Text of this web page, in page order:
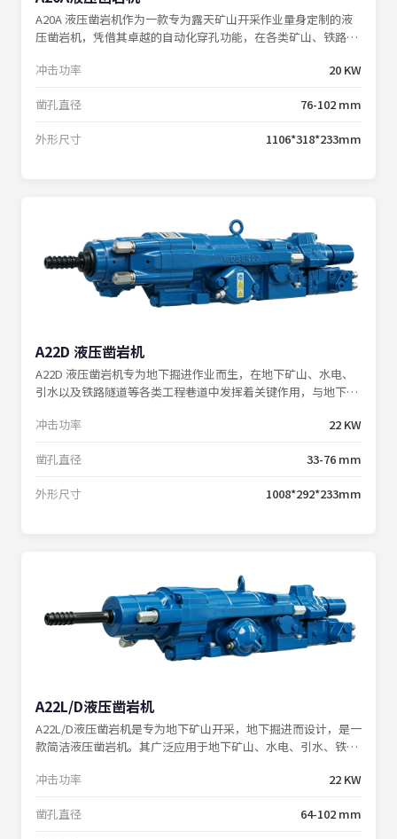
A20A 液压凿岩机作为一款专为露天矿山开采作业量身定制的液
压凿岩机，凭借其卓越的自动化穿孔功能，在各类矿山、铁路以
辅助时间，为钻孔效率的提升注入强劲动力。
冲击功率 20 KW
凿孔直径 76-102 mm
外形尺寸 1106*318*233mm
A22D 液压凿岩机
A22D 液压凿岩机专为地下掘进作业而生，在地下矿山、水电、
引水以及铁路隧道等各类工程巷道中发挥着关键作用，与地下矿
冲击功率
22 KW
凿孔直径 33-76 mm
外形尺寸 1008*292*233mm
A22L/D液压凿岩机
A22L/D液压凿岩机是专为地下矿山开采，地下掘进而设计，是一
款简洁液压凿岩机。其广泛应用于地下矿山、水电、引水、铁路
套。
冲击功率 22 KW
凿孔直径 64-102 mm